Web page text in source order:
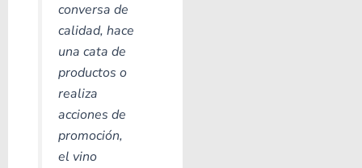
conversa de
calidad, hace
una cata de
productos o
realiza
acciones de
promoción,
el vino